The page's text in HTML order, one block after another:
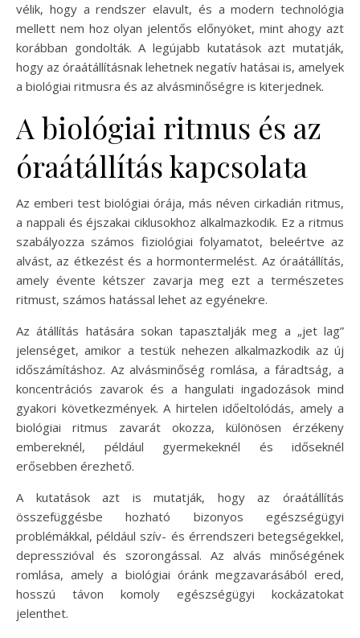
vélik, hogy a rendszer elavult, és a modern technológia
mellett nem hoz olyan jelentős előnyöket, mint ahogy azt
korábban gondolták. A legújabb kutatások azt mutatják,
hogy az óraátállításnak lehetnek negatív hatásai is, amelyek
a biológiai ritmusra és az alvásminőségre is kiterjednek.
A biológiai ritmus és az
óraátállítás kapcsolata
Az emberi test biológiai órája, más néven cirkadián ritmus,
a nappali és éjszakai ciklusokhoz alkalmazkodik. Ez a ritmus
szabályozza számos fiziológiai folyamatot, beleértve az
alvást, az étkezést és a hormontermelést. Az óraátállítás,
amely évente kétszer zavarja meg ezt a természetes
ritmust, számos hatással lehet az egyénekre.
Az átállítás hatására sokan tapasztalják meg a „jet lag”
jelenséget, amikor a testük nehezen alkalmazkodik az új
időszámításhoz. Az alvásminőség romlása, a fáradtság, a
koncentrációs zavarok és a hangulati ingadozások mind
gyakori következmények. A hirtelen időeltolódás, amely a
biológiai ritmus zavarát okozza, különösen érzékeny
embereknél, például gyermekeknél és időseknél
erősebben érezhető.
A kutatások azt is mutatják, hogy az óraátállítás
összefüggésbe hozható bizonyos egészségügyi
problémákkal, például szív- és érrendszeri betegségekkel,
depresszióval és szorongással. Az alvás minőségének
romlása, amely a biológiai óránk megzavarásából ered,
hosszú távon komoly egészségügyi kockázatokat
jelenthet.